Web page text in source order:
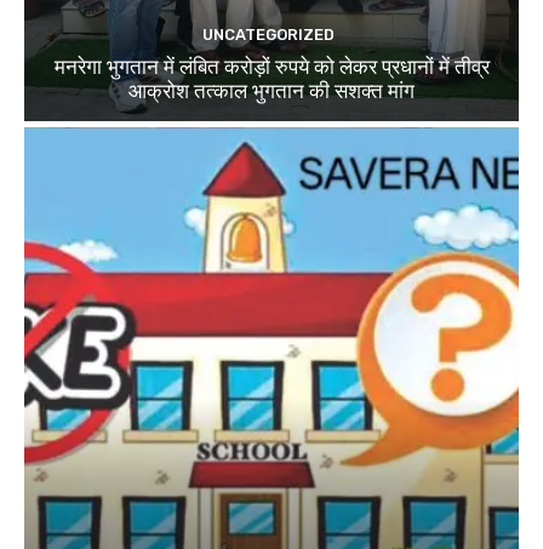
UNCATEGORIZED
मनरेगा भुगतान में लंबित करोड़ों रुपये को लेकर प्रधानों में तीव्र
आक्रोश तत्काल भुगतान की सशक्त मांग